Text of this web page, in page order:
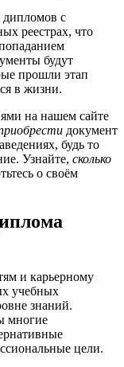
дипломов с
реестрах, что
будут
прошли этап
в жизни.
на нашем сайте
документ
будь то
Узнайте, сколько
о своём
и карьерному
учебных
знаний.
многие
цели.